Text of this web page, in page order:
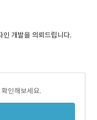
개발을 의뢰드립니다.
인해보세요.